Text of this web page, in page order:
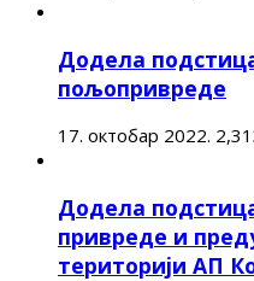
Додела
пољопривреде
17. октобар 2022.
Додела
привреде и
територији АП